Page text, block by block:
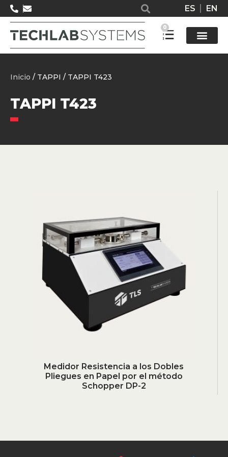
ES EN
0
Inicio / TAPPI / TAPPI T423
TAPPI T423
Medidor Resistencia a los Dobles
Pliegues en Papel por el método
Schopper DP-2